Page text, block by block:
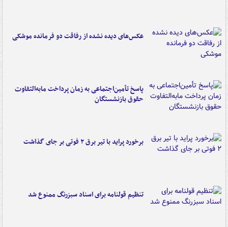
عکس‌های دیده نشده از رفاقت دو فرمانده‌ موشکی
پاسخ تأمین‌اجتماعی به زمان پرداخت مابه‌التفاوت
حقوق بازنشستگان
برخورد پراید با تیر برق ۲ فوتی بر جای گذاشت
تنظیم قولنامه برای اسناد سبزرنگ ممنوع شد